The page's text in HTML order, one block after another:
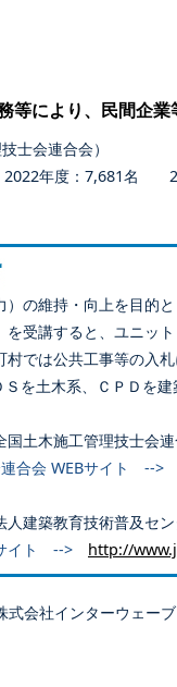
等により、民間企業
士会連合会）
年度：7,681名
の維持・向上を目的
受講すると、ユニッ
では公共工事等の入
を土木系、ＣＰＤを
土木施工管理技士会連
連合会 WEBサイト -->
建築教育技術普及セン
サイト --> http://
社インターウェー